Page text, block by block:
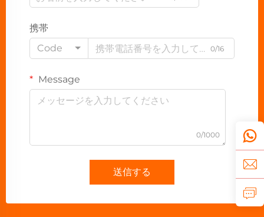
携帯
Code
0/16
Message
0/1000
送信する